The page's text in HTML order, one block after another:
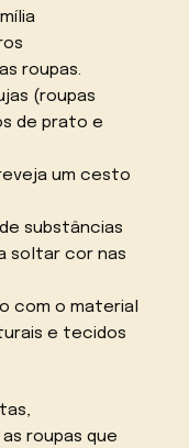
roupas.
(roupas
de prato e
um cesto
substâncias
soltar cor nas
com o material
e tecidos
roupas que